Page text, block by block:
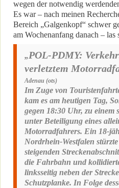
wegen der notwendig
Es war – nach meinen
Bereich „Galgenkopf“ schwer
am Wochenanfang danach – las
„POL-PDMY:
verletztem
Adenau (ots)
Im Zuge von
kam es am heutigen Tag,
gegen 18:30 Uhr, zu einem
unter Beteiligung eines
Motorradfahrers. Ein 18-
Nordrhein-Westfalen
steigenden
die Fahrbahn und
linksseitig neben der
Schutzplanke. In Folge